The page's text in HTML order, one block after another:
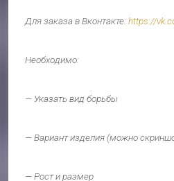
Для заказа в Вконтакте:https://
Необходимо:
— Указать вид борьбы
— Вариант изделия (можно
— Рост и размер